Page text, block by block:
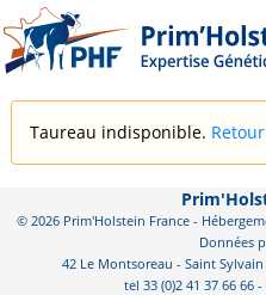
Taureau indisponible. Retour
© 2026 Prim'Holstein France -
Données
42 Le Montsoreau - Saint
tel 33 (0)2 41 37 66